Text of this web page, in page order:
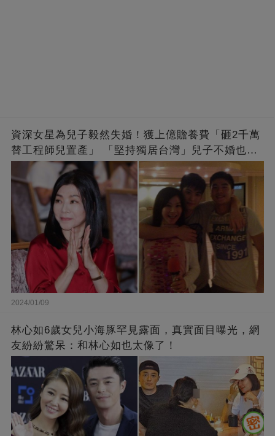
資深女星為兒子毅然失婚！獲上億贍養費「砸2千萬
替工程師兒置產」 「堅持獨居台灣」兒子不婚也支
2024/01/09
林心如6歲女兒小海豚罕見露面，真實面目曝光，網
友紛紛驚呆：和林心如也太像了！